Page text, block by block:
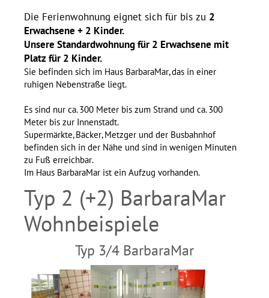
Die Ferienwohnung eignet sich für bis zu 2
Erwachsene + 2 Kinder.
Unsere Standardwohnung für 2 Erwachsene mit
Platz für 2 Kinder.
Sie befinden sich im Haus BarbaraMar, das in einer
ruhigen Nebenstraße liegt.
Es sind nur ca. 300 Meter bis zum Strand und ca. 300
Meter bis zur Innenstadt.
Supermärkte, Bäcker, Metzger und der Busbahnhof
befinden sich in der Nähe und sind in wenigen Minuten
zu Fuß erreichbar.
Im Haus BarbaraMar ist ein Aufzug vorhanden.
Typ 2 (+2) BarbaraMar
Wohnbeispiele
Typ 3/4 BarbaraMar